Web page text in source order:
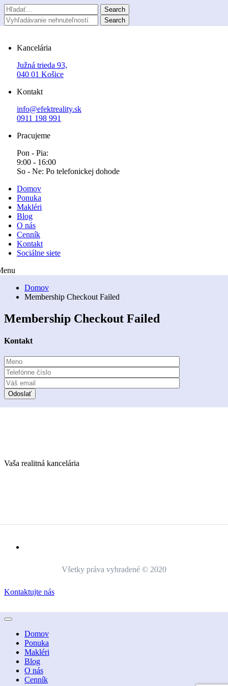
Kancelária
Južná trieda 93,
040 01 Košice
Kontakt
info@efektreality.sk
0911 198 991
Pracujeme
Pon - Pia:
9:00 - 16:00
So - Ne: Po telefonickej dohode
Domov
Ponuka
Makléri
Blog
O nás
Cenník
Kontakt
Sociálne siete
Domov
Membership Checkout Failed
Membership Checkout Failed
Kontakt
Vaša realitná kancelária
Všetky práva vyhradené © 2020
Kontaktujte nás
Domov
Ponuka
Makléri
Blog
O nás
Cenník